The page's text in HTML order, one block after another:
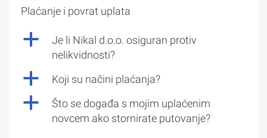
Plaćanje i povrat uplata
a
Je li Nikal d.o.o. osiguran protiv
nelikvidnosti?
a Koji su načini plaćanja?
a
Što se događa s mojim uplaćenim
novcem ako stornirate putovanje?